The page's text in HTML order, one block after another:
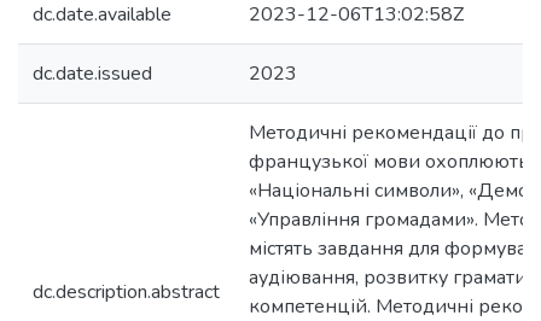
dc.date.available 2023-12-06T13:02:58Z
dc.date.issued 2023
dc.description.abstract
Методичні рекомендації до
французької мови охоплюють
«Національні символи»,
«Управління громадами».
містять завдання для
аудіювання, розвитку
компетенцій. Методичні